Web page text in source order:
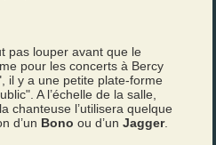
pas louper avant que le
pour les concerts à Bercy
il y a une petite plate-forme
A l’échelle de la salle,
chanteuse l’utilisera quelque
d’un Bonoou d’unJagger.